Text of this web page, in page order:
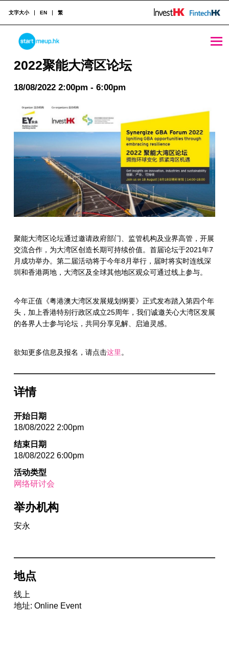
2022聚能大湾区论坛 - StartmeupHK
STARTMEUPHK
STARTMEUPHK FESTIVAL IS THE LEADING STARTUP AND INNOVATION CONFERENCE EVENT IN HONG KONG
文字大小 EN 繁
2022聚能大湾区论坛
18/08/2022 2:00pm - 6:00pm
聚能大湾区论坛通过邀请政府部门、监管机构及业界高管，开展
交流合作，为大湾区创造长期可持续价值。首届论坛于2021年7
月成功举办。第二届活动将于今年8月举行，届时将实时连线深
圳和香港两地，大湾区及全球其他地区观众可通过线上参与。
今年正值《粤港澳大湾区发展规划纲要》正式发布踏入第四个年
头，加上香港特别行政区成立25周年，我们诚邀关心大湾区发展
的各界人士参与论坛，共同分享见解、启迪灵感。
欲知更多信息及报名，请点击这里 。
详情
开始日期
18/08/2022 2:00pm
结束日期
18/08/2022 6:00pm
活动类型
网络研讨会
举办机构
安永
地点
线上
地址: Online Event